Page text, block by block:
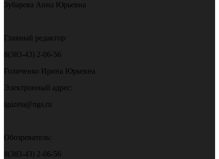
Зубарева Анна Юрьевна
Главный редактор:
8(383-43) 2-06-56
Голиченко Ирина Юрьевна
Электронный адрес:
igazeta@ngs.ru
Обозреватель:
8(383-43) 2-06-56